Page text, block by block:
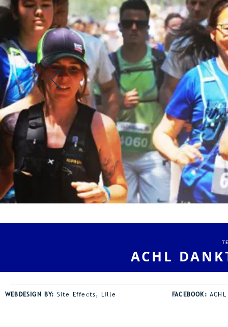
ACHL
WEBDESIGN BY: Site Effects, Lille FACEBOOK:ACHL